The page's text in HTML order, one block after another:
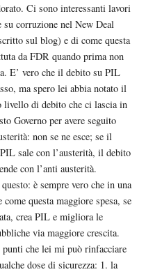
Ci sono interessanti lavori
su corruzione nel New Deal
sul blog) e di come questa
da FDR quando prima non
E’ vero che il debito su PIL
ma spero lei abbia notato il
livello di debito che ci lascia in
Governo per avere seguito
non se ne esce; se il
sale con l’austerità, il debito
con l’anti austerità.
è sempre vero che in una
come questa maggiore spesa, se
crea PIL e migliora le
via maggiore crescita.
che lei mi può rinfacciare
dose di sicurezza: 1. la